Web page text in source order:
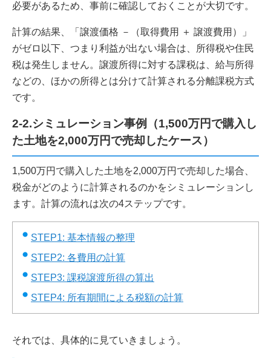
必要があるため、事前に確認しておくことが大切です。
計算の結果、「譲渡価格 －（取得費用 ＋ 譲渡費用）」
がゼロ以下、つまり利益が出ない場合は、所得税や住民
税は発生しません。譲渡所得に対する課税は、給与所得
などの、ほかの所得とは分けて計算される分離課税方式
です。
2-2.シミュレーション事例（1,500万円で購入し
た土地を2,000万円で売却したケース）
1,500万円で購入した土地を2,000万円で売却した場合、
税金がどのように計算されるのかをシミュレーションし
ます。計算の流れは次の4ステップです。
STEP1: 基本情報の整理
STEP2: 各費用の計算
STEP3: 課税譲渡所得の算出
STEP4: 所有期間による税額の計算
それでは、具体的に見ていきましょう。